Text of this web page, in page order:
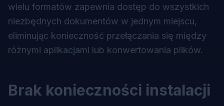
wielu formatów zapewnia dostęp do wszystkich
niezbędnych dokumentów w jednym miejscu,
eliminując konieczność przełączania się między
różnymi aplikacjami lub konwertowania plików.
Brak konieczności instalacji